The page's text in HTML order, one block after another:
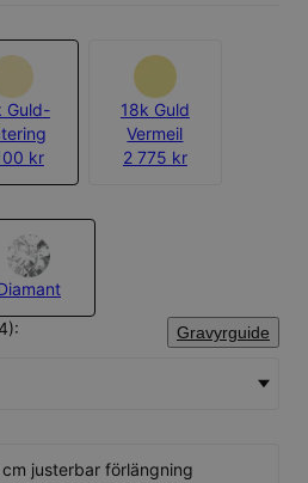
Guld-
kr
18k Guld
Vermeil
2 775 kr
Gravyrguide
justerbar förlängning